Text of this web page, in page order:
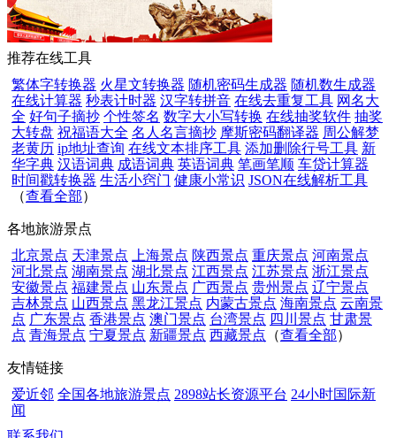
推荐在线工具
繁体字转换器 火星文转换器 随机密码生成器 随机数生成器
在线计算器 秒表计时器 汉字转拼音 在线去重复工具 网名大
全 好句子摘抄 个性签名 数字大小写转换 在线抽奖软件 抽奖
大转盘 祝福语大全 名人名言摘抄 摩斯密码翻译器 周公解梦
老黄历 ip地址查询 在线文本排序工具 添加删除行号工具 新
华字典 汉语词典 成语词典 英语词典 笔画笔顺 车贷计算器
时间戳转换器 生活小窍门 健康小常识 JSON在线解析工具
（查看全部）
各地旅游景点
北京景点 天津景点 上海景点 陕西景点 重庆景点 河南景点
河北景点 湖南景点 湖北景点 江西景点 江苏景点 浙江景点
安徽景点 福建景点 山东景点 广西景点 贵州景点 辽宁景点
吉林景点 山西景点 黑龙江景点 内蒙古景点 海南景点 云南景
点 广东景点 香港景点 澳门景点 台湾景点 四川景点 甘肃景
点 青海景点 宁夏景点 新疆景点 西藏景点 （查看全部）
友情链接
爱近邻 全国各地旅游景点 2898站长资源平台 24小时国际新
闻